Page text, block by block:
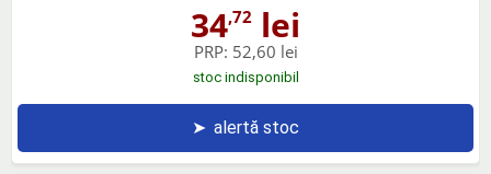
34,72 lei
PRP: 52,60 lei
stoc indisponibil
➤ alertă stoc